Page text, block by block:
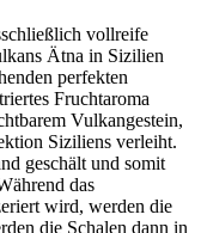
vollreife
Ätna in Sizilien
perfekten
Fruchtaroma
Vulkangestein,
Siziliens verleiht.
geschält und somit
das
wird, werden die
die Schalen dann in